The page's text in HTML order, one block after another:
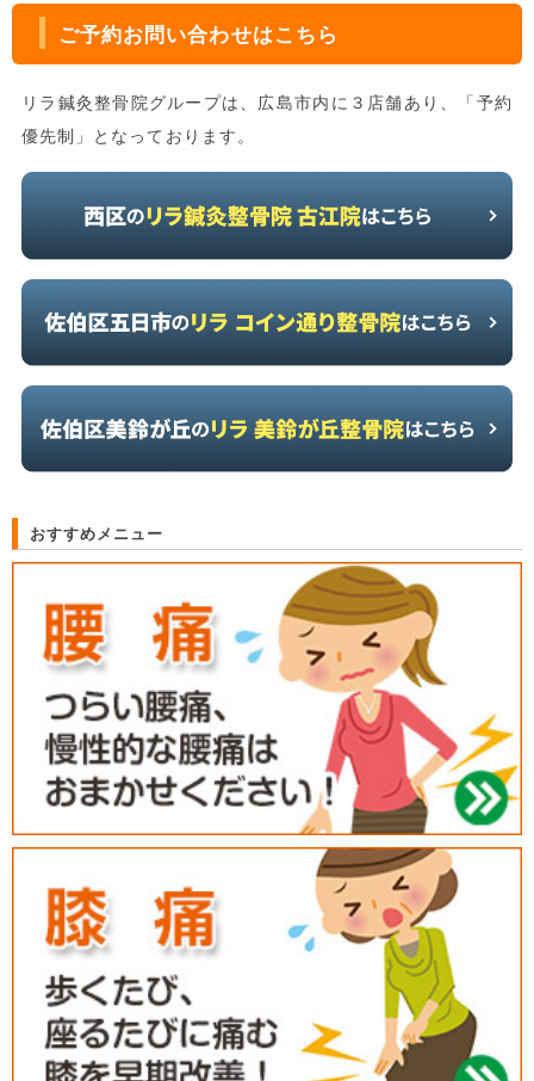
ご予約お問い合わせはこちら
リラ鍼灸整骨院グループは、広島市内に３店舗あり、「予約
優先制」となっております。
おすすめメニュー